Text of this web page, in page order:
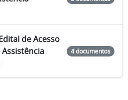
de Acesso
4 documentos